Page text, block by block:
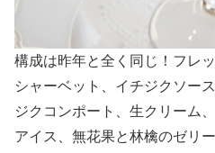
構成は昨年と全く同じ！フレ
シャーベット、イチジクソー
ジクコンポート、生クリーム
アイス、無花果と林檎のゼリー